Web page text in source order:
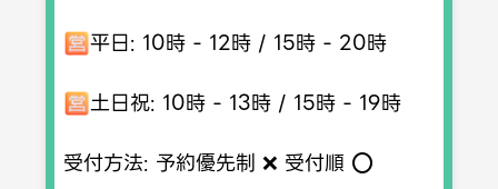
平日: 10時 - 12時 / 15時 - 20時
土日祝: 10時 - 13時 / 15時 - 19時
受付方法: 予約優先制 ❌ 受付順 ⭕️